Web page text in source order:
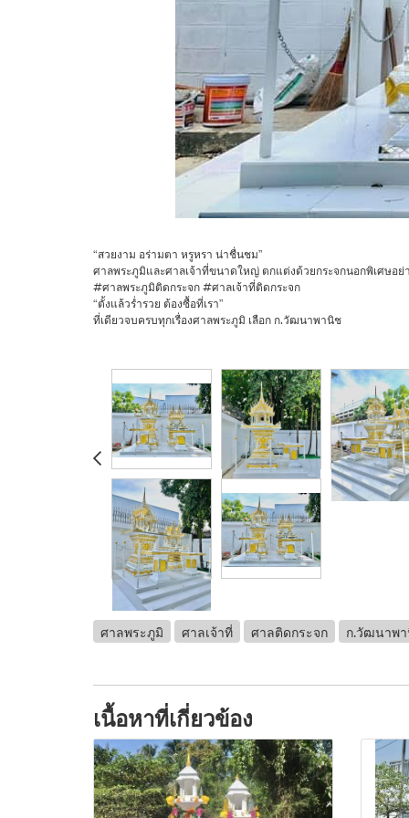
“สวยงาม อร่ามตา หรูหรา น่าชื่นชม”
ศาลพระภูมิและศาลเจ้าที่ขนาดใหญ่ ตกแต่งด้วยกระจกนอกพิเศษอย่
#ศาลพระภูมิติดกระจก #ศาลเจ้าที่ติดกระจก
“ตั้งแล้วร่ำรวย ต้องซื้อที่เรา”
ที่เดียวจบครบทุกเรื่องศาลพระภูมิ เลือก ก.วัฒนาพานิช
ศาลพระภูมิ ศาลเจ้าที่ ศาลติดกระจก ก.วัฒนาพ
เนื้อหาที่เกี่ยวข้อง